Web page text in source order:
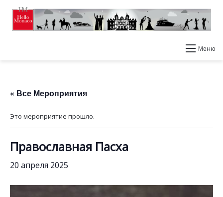
Меню
« Все Мероприятия
Это мероприятие прошло.
Православная Пасха
20 апреля 2025